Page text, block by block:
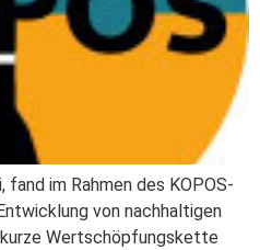
im Rahmen des KOPOS-
von nachhaltigen
Wertschöpfungskette